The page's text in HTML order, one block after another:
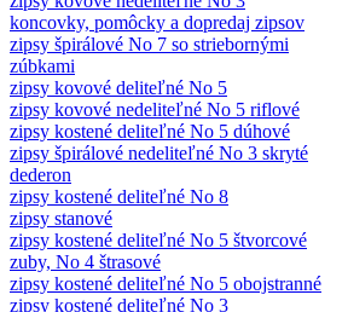
koncovky, pomôcky a dopredaj zipsov
zipsy špirálové No 7 so striebornými
zúbkami
zipsy kovové deliteľné No 5
zipsy kovové nedeliteľné No 5 riflové
zipsy kostené deliteľné No 5 dúhové
zipsy špirálové nedeliteľné No 3 skryté
dederon
zipsy kostené deliteľné No 8
zipsy stanové
zipsy kostené deliteľné No 5 štvorcové
zuby, No 4 štrasové
zipsy kostené deliteľné No 5 obojstranné
zipsy kostené deliteľné No 3